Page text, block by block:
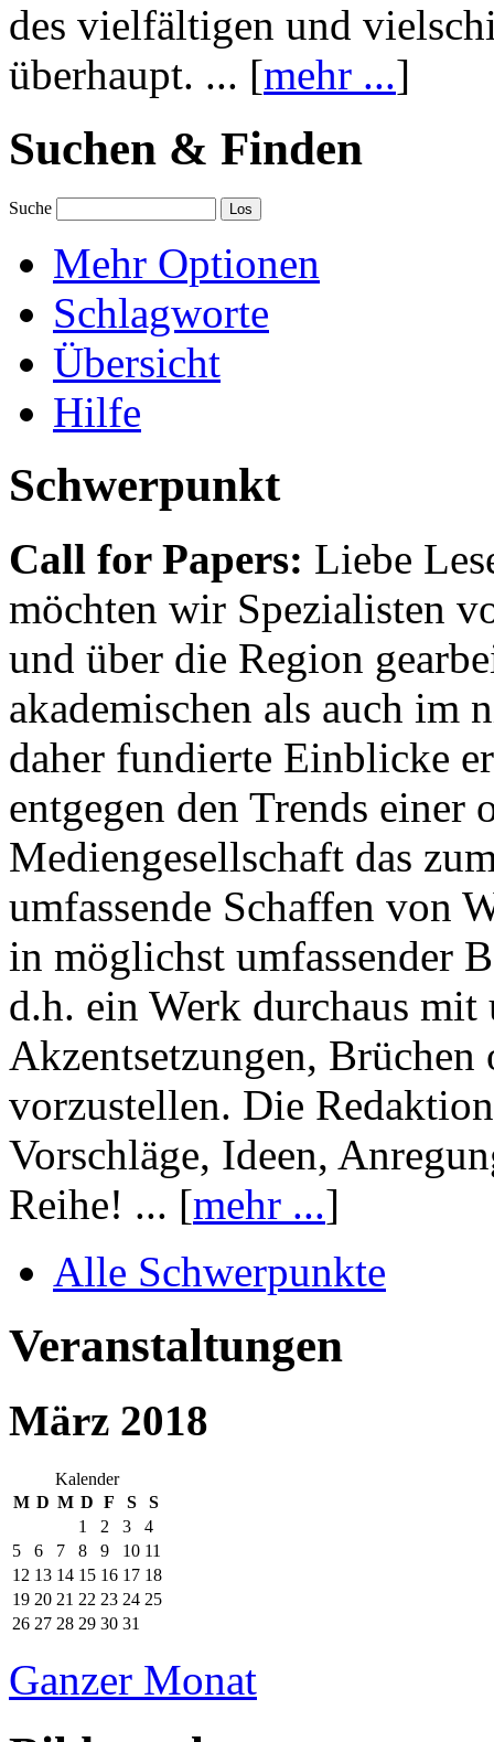
des vielfältigen und
überhaupt. ... [mehr ...]
Suchen & Finden
Suche
Mehr Optionen
Schlagworte
Übersicht
Hilfe
Schwerpunkt
Call for Papers: Liebe
möchten wir Spezialisten
und über die Region
akademischen als auch im
daher fundierte Einblicke
entgegen den Trends einer
Mediengesellschaft das
umfassende Schaffen von
in möglichst umfassender
d.h. ein Werk durchaus mit
Akzentsetzungen, Brüchen
vorzustellen. Die
Vorschläge, Ideen,
Reihe! ... [mehr ...]
Alle Schwerpunkte
Veranstaltungen
März 2018
Kalender
M D M D F S
S
1
2 3
4
5
6 7 8 9 10 11
12 13 14 15 16 17 18
19 20 21 22 23 24 25
26 27 28 29 30 31
Ganzer Monat